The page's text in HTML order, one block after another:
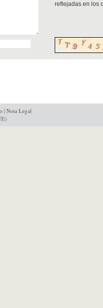
reflejadas en los
| Nota Legal